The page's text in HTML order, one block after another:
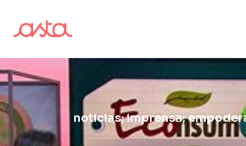
noticias; imprensa;